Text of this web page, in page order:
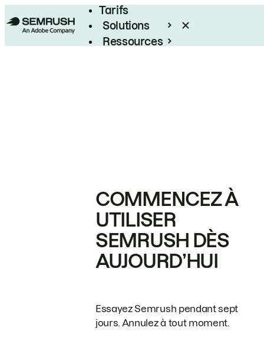
Tarifs
Solutions
Ressources
COMMENCEZ À
UTILISER
SEMRUSH DÈS
AUJOURD’HUI
Essayez Semrush pendant sept
jours. Annulez à tout moment.